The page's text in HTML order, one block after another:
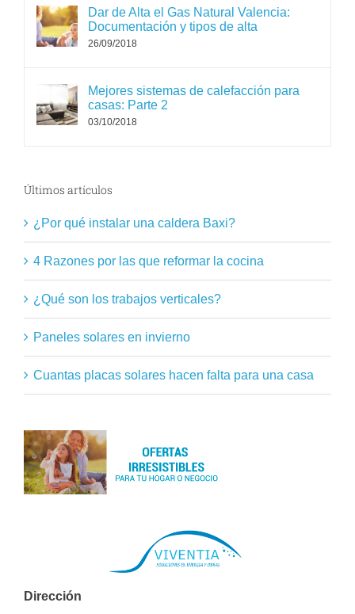
Dar de Alta el Gas Natural Valencia:
Documentación y tipos de alta
26/09/2018
Mejores sistemas de calefacción para
casas: Parte 2
03/10/2018
Últimos artículos
¿Por qué instalar una caldera Baxi?
4 Razones por las que reformar la cocina
¿Qué son los trabajos verticales?
Paneles solares en invierno
Cuantas placas solares hacen falta para una casa
Dirección